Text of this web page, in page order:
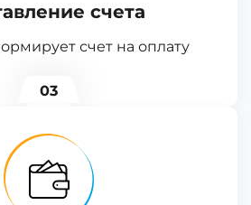
счета
счет на оплату
03